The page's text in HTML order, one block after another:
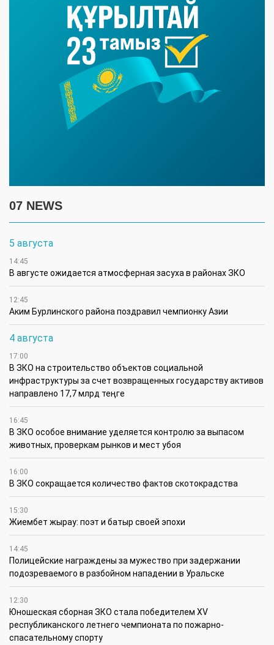
07 NEWS
5 августа
14:45
В августе ожидается атмосферная засуха в районах ЗКО
12:45
Аким Бурлинского района поздравил чемпионку Азии
4 августа
17:00
В ЗКО на строительство объектов социальной
инфраструктуры за счет возвращенных государству активов
направлено 17,7 млрд теңге
16:45
В ЗКО особое внимание уделяется контролю за выпасом
животных, проверкам рынков и мест убоя
16:00
В ЗКО сокращается количество фактов скотокрадства
15:30
Жиембет жырау: поэт и батыр своей эпохи
14:45
Полицейские награждены за мужество при задержании
подозреваемого в разбойном нападении в Уральске
12:30
Юношеская сборная ЗКО стала победителем XV
республиканского летнего чемпионата по пожарно-
спасательному спорту